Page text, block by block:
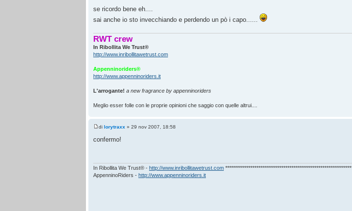
se ricordo bene eh....
sai anche io sto invecchiando e perdendo un pò i capo......
RWT crew
In Ribollita We Trust®
http://www.inribollitawetrust.com
Appenninoriders®
http://www.appenninoriders.it
L'arrogante! a new fragrance by appenninoriders
Meglio esser folle con le proprie opinioni che saggio con quelle altrui....
di lorytraxx » 29 nov 2007, 18:58
confermo!
In Ribollita We Trust® - http://www.inribollitawetrust.com *****************************************************************
AppenninoRiders - http://www.appenninoriders.it